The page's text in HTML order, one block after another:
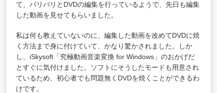
て、バリバリとDVDの編集を行っているようで、先日も編集
した動画を見せてもらいました。
私は何も教えていないのに、編集した動画を改めてDVDに焼
く方法まで身に付けていて、かなり驚かされました。しか
し、iSkysoft「究極動画音楽変換 for Windows」のおかげだ
とすぐに気付けました。ソフトにそうしたモードも用意され
ているため、初心者でも問題無くDVDを焼くことができるわ
けです。